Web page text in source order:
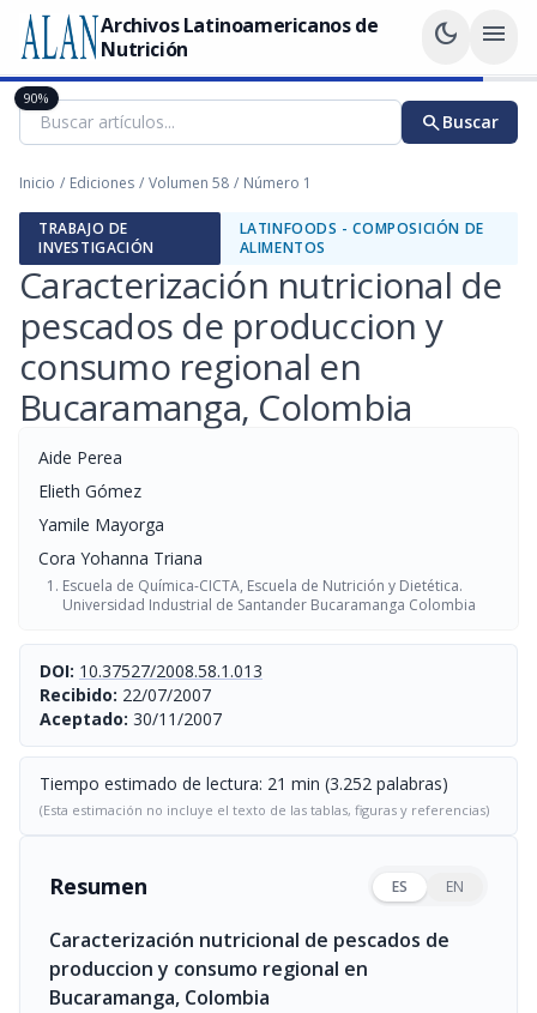
Archivos Latinoamericanos de
Nutrición
dark_mode menu
searchBuscar
Inicio / Ediciones / Volumen 58 / Número 1
TRABAJO DE
INVESTIGACIÓN
LATINFOODS - COMPOSICIÓN DE
ALIMENTOS
Caracterización nutricional de
pescados de produccion y
consumo regional en
Bucaramanga, Colombia
Aide Perea
Elieth Gómez
Yamile Mayorga
Cora Yohanna Triana
Escuela de Química-CICTA, Escuela de Nutrición y Dietética.
Universidad Industrial de Santander Bucaramanga Colombia
DOI: 10.37527/2008.58.1.013
Recibido: 22/07/2007
Aceptado: 30/11/2007
Tiempo estimado de lectura: 21 min (3.252 palabras)
(Esta estimación no incluye el texto de las tablas, figuras y referencias)
Resumen ES EN
Caracterización nutricional de pescados de
produccion y consumo regional en
Bucaramanga, Colombia
90%